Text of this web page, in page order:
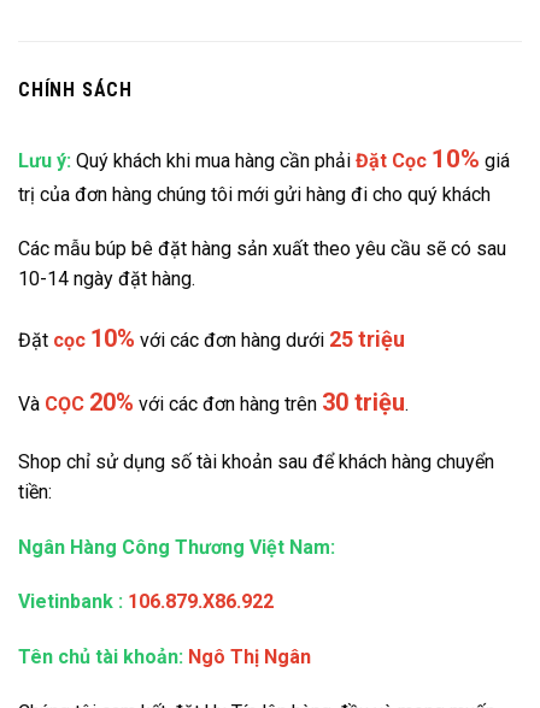
CHÍNH SÁCH
Lưu ý: Quý khách khi mua hàng cần phải Đặt Cọc 10% giá
trị của đơn hàng chúng tôi mới gửi hàng đi cho quý khách
Các mẫu búp bê đặt hàng sản xuất theo yêu cầu sẽ có sau
10-14 ngày đặt hàng.
Đặt cọc 10% với các đơn hàng dưới 25 triệu
Và CỌC 20% với các đơn hàng trên 30 triệu.
Shop chỉ sử dụng số tài khoản sau để khách hàng chuyển
tiền:
Ngân Hàng Công Thương Việt Nam:
Vietinbank : 106.879.X86.922
Tên chủ tài khoản: Ngô Thị Ngân